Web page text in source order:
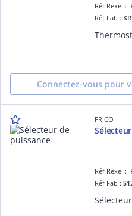
Réf Rexel :
Réf Fab :
Connectez-vous pour
FRICO
Réf Rexel :
Réf Fab :